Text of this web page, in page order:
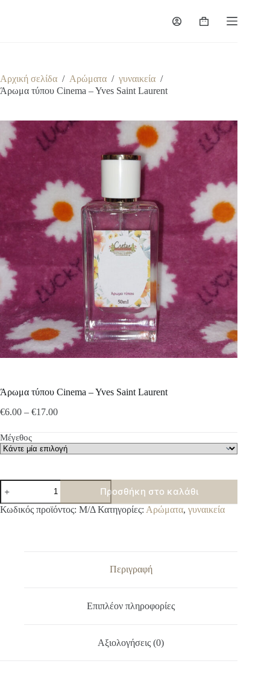
Καλάθι
Αρχική σελίδα / Αρώματα / γυναικεία /
Άρωμα τύπου Cinema – Yves Saint Laurent
Άρωμα τύπου Cinema – Yves Saint Laurent
€6.00 – €17.00Price
through
€17.00
Μέγεθος
Άρωμα
τύπου
Cinema
-
Προσθήκη στο καλάθι
A
Κωδικός προϊόντος: Μ/Δ Κατηγορίες: Αρώματα, γυναικεία
Περιγραφή
Επιπλέον πληροφορίες
Αξιολογήσεις (0)